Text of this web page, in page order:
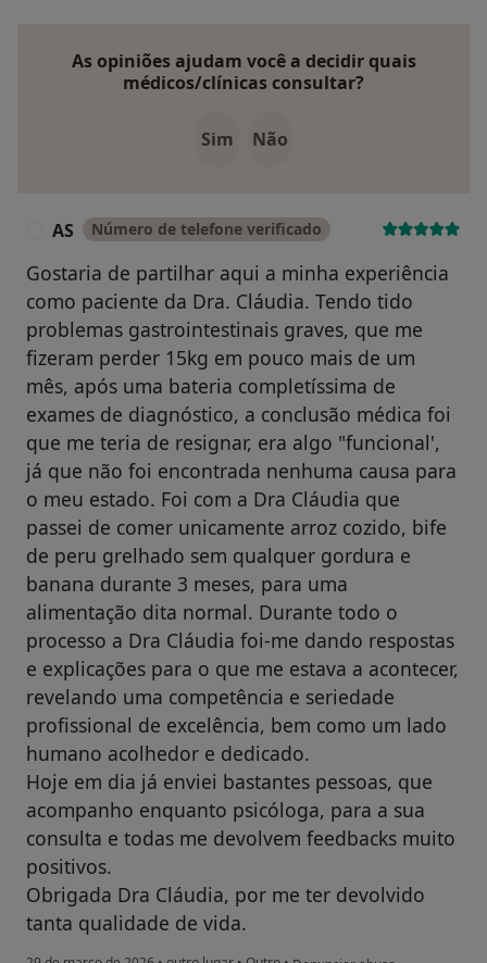
As opiniões ajudam você a decidir quais
médicos/clínicas consultar?
Sim Não
AS Número de telefone verificado
Gostaria de partilhar aqui a minha experiência
como paciente da Dra. Cláudia. Tendo tido
problemas gastrointestinais graves, que me
fizeram perder 15kg em pouco mais de um
mês, após uma bateria completíssima de
exames de diagnóstico, a conclusão médica foi
que me teria de resignar, era algo "funcional',
já que não foi encontrada nenhuma causa para
o meu estado. Foi com a Dra Cláudia que
passei de comer unicamente arroz cozido, bife
de peru grelhado sem qualquer gordura e
banana durante 3 meses, para uma
alimentação dita normal. Durante todo o
processo a Dra Cláudia foi-me dando respostas
e explicações para o que me estava a acontecer,
revelando uma competência e seriedade
profissional de excelência, bem como um lado
humano acolhedor e dedicado.
Hoje em dia já enviei bastantes pessoas, que
acompanho enquanto psicóloga, para a sua
consulta e todas me devolvem feedbacks muito
positivos.
Obrigada Dra Cláudia, por me ter devolvido
tanta qualidade de vida.
na opinião do utilizador AS